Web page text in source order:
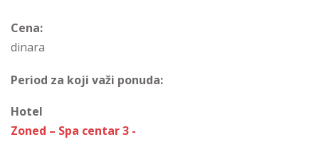
Cena:
dinara
Period za koji važi ponuda:
Hotel
Zoned – Spa centar 3 -